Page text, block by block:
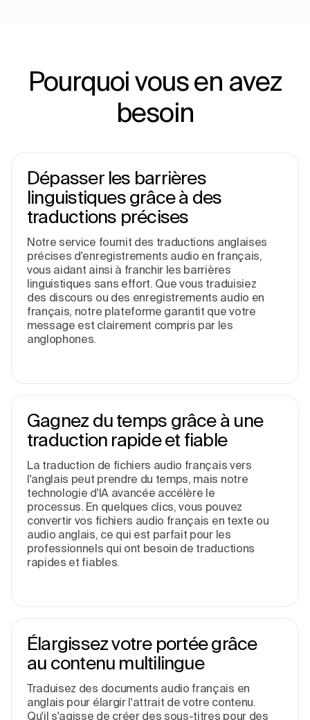
Pourquoi vous en avez
besoin
Dépasser les barrières
linguistiques grâce à des
traductions précises
Notre service fournit des traductions anglaises
précises d'enregistrements audio en français,
vous aidant ainsi à franchir les barrières
linguistiques sans effort. Que vous traduisiez
des discours ou des enregistrements audio en
français, notre plateforme garantit que votre
message est clairement compris par les
anglophones.
Gagnez du temps grâce à une
traduction rapide et fiable
La traduction de fichiers audio français vers
l'anglais peut prendre du temps, mais notre
technologie d'IA avancée accélère le
processus. En quelques clics, vous pouvez
convertir vos fichiers audio français en texte ou
audio anglais, ce qui est parfait pour les
professionnels qui ont besoin de traductions
rapides et fiables.
Élargissez votre portée grâce
au contenu multilingue
Traduisez des documents audio français en
anglais pour élargir l'attrait de votre contenu.
Qu'il s'agisse de créer des sous-titres pour des